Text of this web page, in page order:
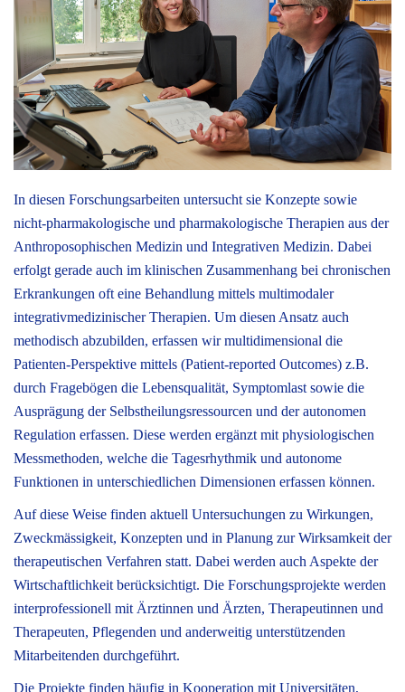
In diesen Forschungsarbeiten untersucht sie Konzepte sowie
nicht-pharmakologische und pharmakologische Therapien aus der
Anthroposophischen Medizin und Integrativen Medizin. Dabei
erfolgt gerade auch im klinischen Zusammenhang bei chronischen
Erkrankungen oft eine Behandlung mittels multimodaler
integrativmedizinischer Therapien. Um diesen Ansatz auch
methodisch abzubilden, erfassen wir multidimensional die
Patienten-Perspektive mittels (Patient-reported Outcomes) z.B.
durch Fragebögen die Lebensqualität, Symptomlast sowie die
Ausprägung der Selbstheilungsressourcen und der autonomen
Regulation erfassen. Diese werden ergänzt mit physiologischen
Messmethoden, welche die Tagesrhythmik und autonome
Funktionen in unterschiedlichen Dimensionen erfassen können.
Auf diese Weise finden aktuell Untersuchungen zu Wirkungen,
Zweckmässigkeit, Konzepten und in Planung zur Wirksamkeit der
therapeutischen Verfahren statt. Dabei werden auch Aspekte der
Wirtschaftlichkeit berücksichtigt. Die Forschungsprojekte werden
interprofessionell mit Ärztinnen und Ärzten, Therapeutinnen und
Therapeuten, Pflegenden und anderweitig unterstützenden
Mitarbeitenden durchgeführt.
Die Projekte finden häufig in Kooperation mit Universitäten,